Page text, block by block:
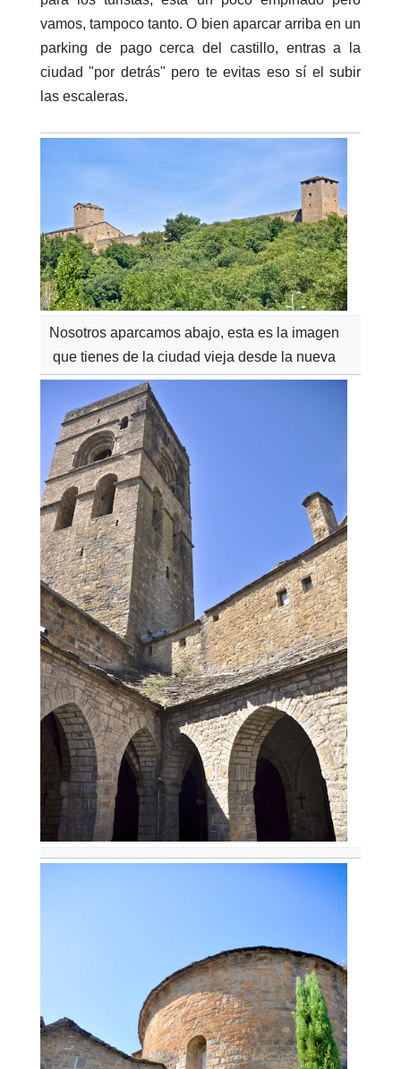
vamos, tampoco tanto. O bien aparcar arriba en un
parking de pago cerca del castillo, entras a la
ciudad "por detrás" pero te evitas eso sí el subir
las escaleras.
Nosotros aparcamos abajo, esta es la imagen
que tienes de la ciudad vieja desde la nueva